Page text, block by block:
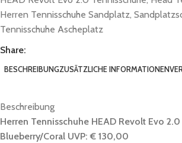
Herren Tennisschuhe Sandplatz,
Tennisschuhe Ascheplatz
Share:
BESCHREIBUNGZUSÄTZLICHE INFORMATIONEN
Beschreibung
Herren Tennisschuhe HEAD Revolt Evo 2.0
Blueberry/Coral UVP: € 130,00